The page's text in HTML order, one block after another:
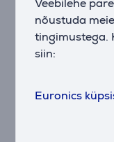
nõustuda
tingimustega.
siin:
Euronics